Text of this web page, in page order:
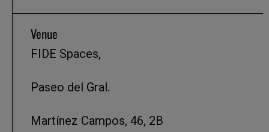
Venue
FIDE Spaces,
Paseo del Gral.
Martínez Campos, 46, 2B